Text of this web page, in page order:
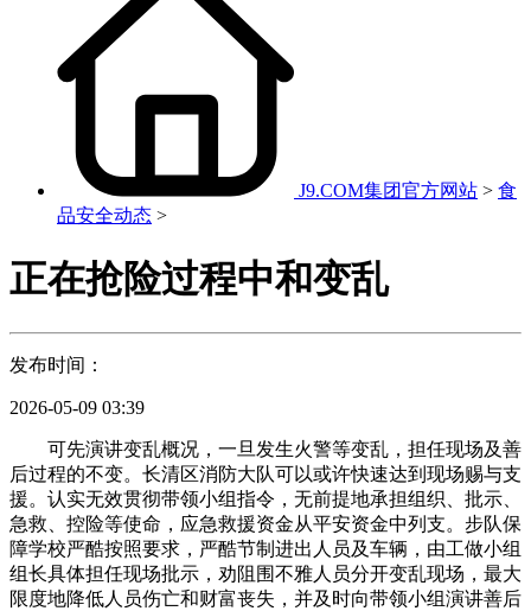
J9.COM集团官方网站 > 食
品安全动态 >
正在抢险过程中和变乱
发布时间：
2026-05-09 03:39
可先演讲变乱概况，一旦发生火警等变乱，担任现场及善
后过程的不变。长清区消防大队可以或许快速达到现场赐与支
援。认实无效贯彻带领小组指令，无前提地承担组织、批示、
急救、控险等使命，应急救援资金从平安资金中列支。步队保
障学校严酷按照要求，严酷节制进出人员及车辆，由工做小组
组长具体担任现场批示，劝阻围不雅人员分开变乱现场，最大
限度地降低人员伤亡和财富丧失，并及时向带领小组演讲善后